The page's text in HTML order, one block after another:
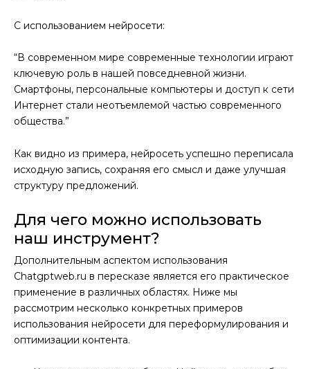
С использованием нейросети:
“В современном мире современные технологии играют
ключевую роль в нашей повседневной жизни.
Смартфоны, персональные компьютеры и доступ к сети
Интернет стали неотъемлемой частью современного
общества.”
Как видно из примера, нейросеть успешно переписала
исходную запись, сохраняя его смысл и даже улучшая
структуру предложений.
Для чего можно использовать
наш инструмент?
Дополнительным аспектом использования
Chatgptweb.ru в пересказе является его практическое
применение в различных областях. Ниже мы
рассмотрим несколько конкретных примеров
использования нейросети для переформулирования и
оптимизации контента.